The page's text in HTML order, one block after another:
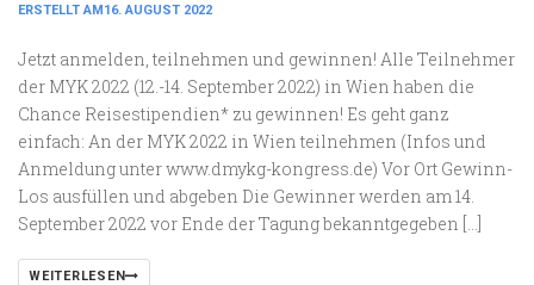
ERSTELLT AM16. AUGUST 2022
Jetzt anmelden, teilnehmen und gewinnen! Alle Teilnehmer
der MYK 2022 (12.-14. September 2022) in Wien haben die
Chance Reisestipendien* zu gewinnen! Es geht ganz
einfach: An der MYK 2022 in Wien teilnehmen (Infos und
Anmeldung unter www.dmykg-kongress.de) Vor Ort Gewinn-
Los ausfüllen und abgeben Die Gewinner werden am 14.
September 2022 vor Ende der Tagung bekanntgegeben […]
WEITERLESEN